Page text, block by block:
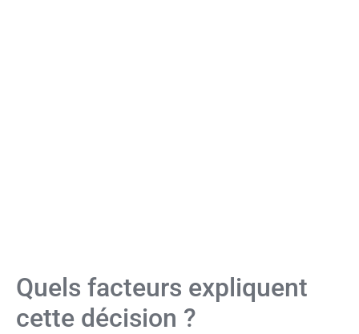
Quels facteurs expliquent
cette décision ?